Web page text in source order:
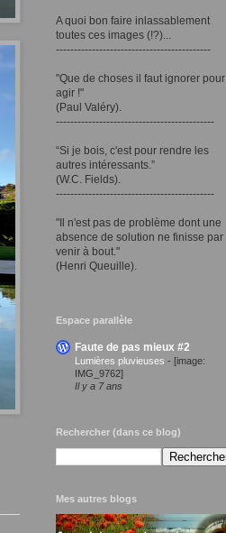
A quoi bon faire inlassablement
toutes ces images (!?)...
-------------------------------------------
"Que de choses il faut ignorer pour
agir !"
(Paul Valéry).
--------------------------------------------
“Si je bois, c'est pour rendre les
autres intéressants.”
(W.C. Fields).
--------------------------------------------
"Il n'est pas de problème dont une
absence de solution ne finisse par
venir à bout."
(Henri Queuille).
Espace parallèle
Faute de pas mieux #2
Lumières pluvieuses - [image:
IMG_9762]
Il y a 7 ans
Rechercher (dans ce blog)
Mes autres blogs